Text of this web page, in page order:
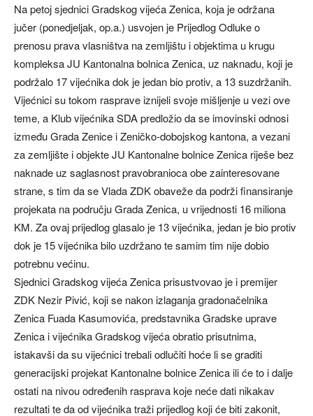
Na petoj sjednici Gradskog vijeća Zenica, koja je održana
jučer (ponedjeljak, op.a.) usvojen je Prijedlog Odluke o
prenosu prava vlasništva na zemljištu i objektima u krugu
kompleksa JU Kantonalna bolnica Zenica, uz naknadu, koji je
podržalo 17 vijećnika dok je jedan bio protiv, a 13 suzdržanih.
Vijećnici su tokom rasprave iznijeli svoje mišljenje u vezi ove
teme, a Klub vijećnika SDA predložio da se imovinski odnosi
između Grada Zenice i Zeničko-dobojskog kantona, a vezani
za zemljište i objekte JU Kantonalne bolnice Zenica riješe bez
naknade uz saglasnost pravobranioca obe zainteresovane
strane, s tim da se Vlada ZDK obaveže da podrži finansiranje
projekata na području Grada Zenica, u vrijednosti 16 miliona
KM. Za ovaj prijedlog glasalo je 13 vijećnika, jedan je bio protiv
dok je 15 vijećnika bilo uzdržano te samim tim nije dobio
potrebnu većinu.
Sjednici Gradskog vijeća Zenica prisustvovao je i premijer
ZDK Nezir Pivić, koji se nakon izlaganja gradonačelnika
Zenica Fuada Kasumovića, predstavnika Gradske uprave
Zenica i vijećnika Gradskog vijeća obratio prisutnima,
istakavši da su vijećnici trebali odlučiti hoće li se graditi
generacijski projekat Kantonalne bolnice Zenica ili će to i dalje
ostati na nivou određenih rasprava koje neće dati nikakav
rezultati te da od vijećnika traži prijedlog koji će biti zakonit,